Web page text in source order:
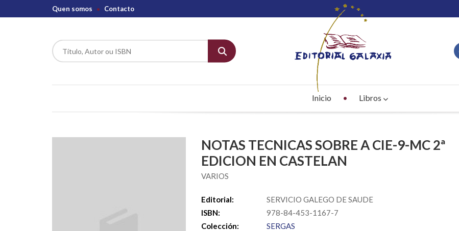
Quen somos Contacto
Inicio Libros
NOTAS TECNICAS SOBRE A CIE-9-MC 2ª
EDICION EN CASTELAN
VARIOS
Editorial:
SERVICIO GALEGO DE SAUDE
ISBN:
978-84-453-1167-7
Colección:
SERGAS